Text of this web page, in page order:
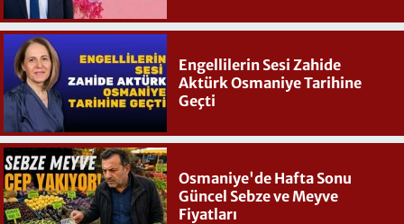
Engellilerin Sesi Zahide
Aktürk Osmaniye Tarihine
Geçti
Osmaniye'de Hafta Sonu
Güncel Sebze ve Meyve
Fiyatları